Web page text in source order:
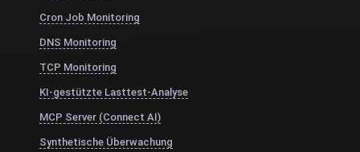
Cron Job Monitoring
DNS Monitoring
TCP Monitoring
KI-gestützte Lasttest-Analyse
MCP Server (Connect AI)
Synthetische Überwachung